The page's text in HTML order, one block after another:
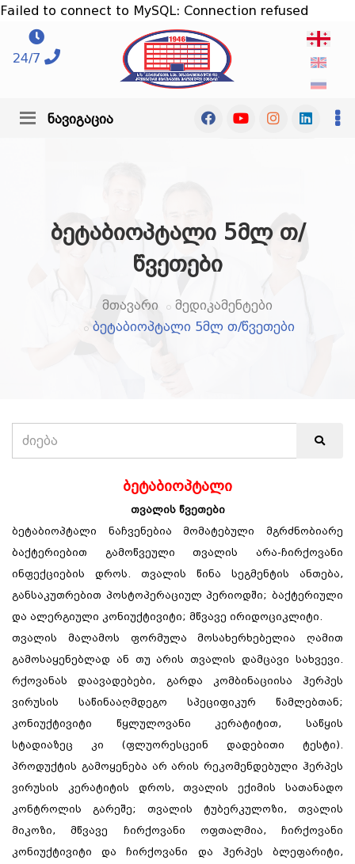
Failed to connect to MySQL: Connection refused
24/7
ნავიგაცია
ბეტაბიოპტალი 5მლ თ/
წვეთები
მთავარი
მედიკამენტები
ბეტაბიოპტალი 5მლ თ/წვეთები
ბეტაბიოპტალი
თვალის წვეთები
ბეტაბიოპტალი ნაჩვენებია მომატებული მგრძნობიარე
ბაქტერიებით გამოწვეული თვალის არა-ჩირქოვანი
ინფექციების დროს. თვალის წინა სეგმენტის ანთება,
განსაკუთრებით პოსტოპერაციულ პერიოდში; ბაქტერიული
და ალერგიული კონიუქტივიტი; მწვავე ირიდოციკლიტი.
თვალის მალამოს ფორმულა მოსახერხებელია ღამით
გამოსაყენებლად ან თუ არის თვალის დამცავი სახვევი.
რქოვანას დაავადებები, გარდა კომბინაციისა ჰერპეს
ვირუსის საწინააღმდეგო სპეციფიკურ წამლებთან;
კონიუქტივიტი წყლულოვანი კერატიტით, საწყის
სტადიაზეც კი (ფლუორესცეინ დადებითი ტესტი).
პროდუქტის გამოყენება არ არის რეკომენდებული ჰერპეს
ვირუსის კერატიტის დროს, თვალის ექიმის სათანადო
კონტროლის გარეშე; თვალის ტუბერკულოზი, თვალის
მიკოზი, მწვავე ჩირქოვანი ოფთალმია, ჩირქოვანი
კონიუქტივიტი და ჩირქოვანი და ჰერპეს ბლეფარიტი,